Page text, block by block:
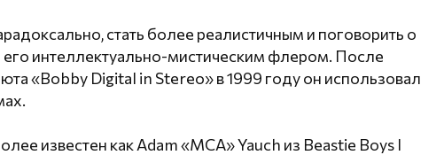
стать более реалистичным и поговорить о
его интеллектуально-мистическим флером. После
«Bobby Digital in Stereo» в 1999 году он использовал
известен как Adam «MCA» Yauch из Beastie Boys I